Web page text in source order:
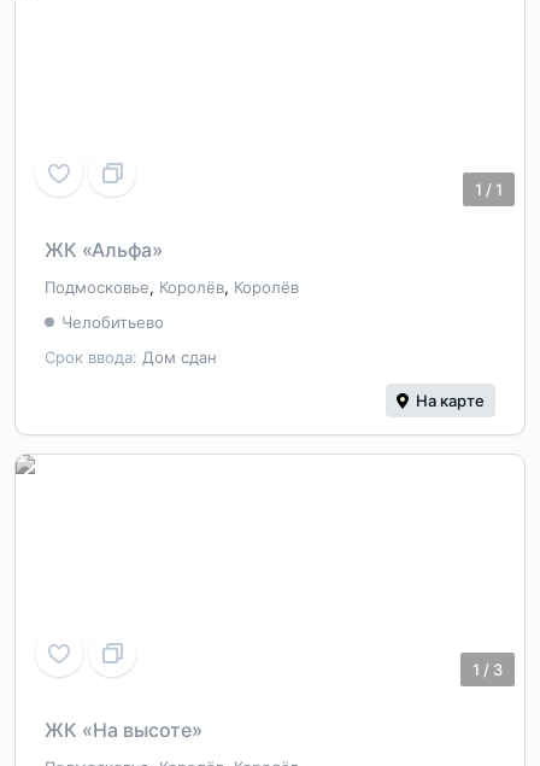
1 /1
ЖК «Альфа»
Подмосковье, Королёв, Королёв
Срок ввода: Дом сдан
Челобитьево
На карте
1 / 3
ЖК «На высоте»